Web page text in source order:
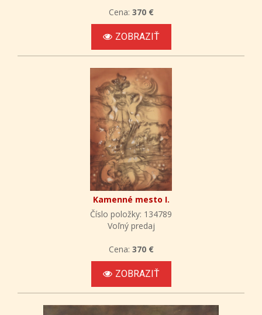
Cena: 370 €
ZOBRAZIŤ
Kamenné mesto I.
Číslo položky: 134789
Voľný predaj
Cena: 370 €
ZOBRAZIŤ